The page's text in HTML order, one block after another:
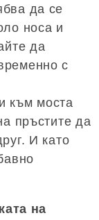
да се
носа и
да
с
към моста
пръстите да
И като
на